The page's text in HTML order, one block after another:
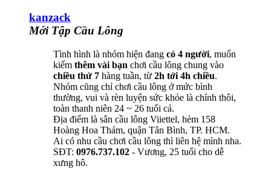
kanzack
Mới Tập Cầu Lông
Tình hình là nhóm hiện đang có 4 người, muốn
kiếm thêm vài bạn chơi cầu lông chung vào
chiều thứ 7 hàng tuần, từ 2h tới 4h chiều.
Nhóm cũng chỉ chơi cầu lông ở mức bình
thường, vui và rèn luyện sức khỏe là chính thôi,
toàn thanh niên 24 ~ 26 tuổi cả.
Địa điểm là sân cầu lông Viiettel, hẻm 158
Hoàng Hoa Thám, quận Tân Bình, TP. HCM.
Ai có nhu cầu chơi cầu lông thì liên hệ mình nha.
SĐT: 0976.737.102 - Vương, 25 tuổi cho dễ
xưng hô.